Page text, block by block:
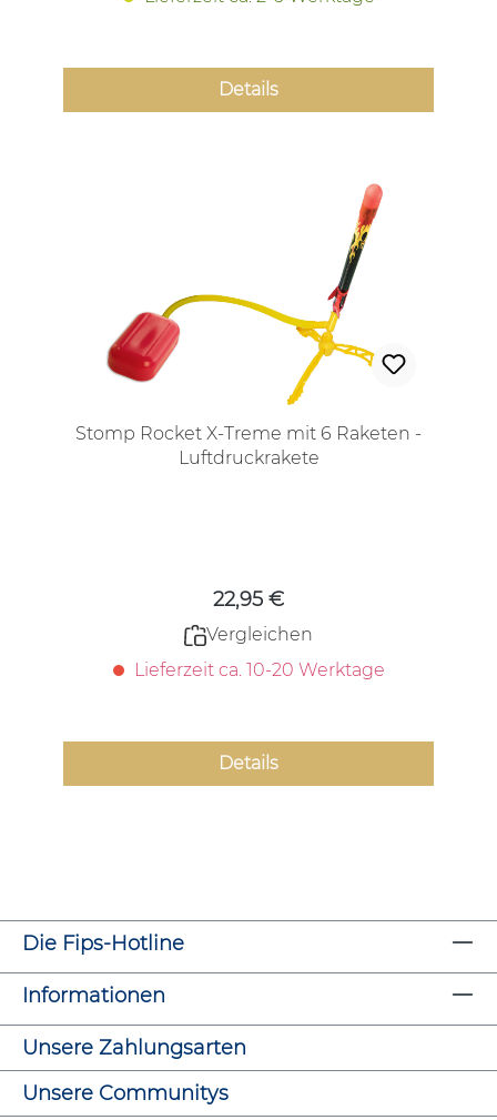
Details
Stomp Rocket X-Treme mit 6 Raketen -
Luftdruckrakete
22,95 €
Vergleichen
Lieferzeit ca. 10-20 Werktage
Details
Die Fips-Hotline
Informationen
Unsere Zahlungsarten
Unsere Communitys